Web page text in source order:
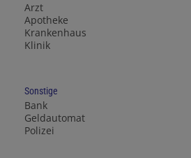
Arzt
Apotheke
Krankenhaus
Klinik
Sonstige
Bank
Geldautomat
Polizei